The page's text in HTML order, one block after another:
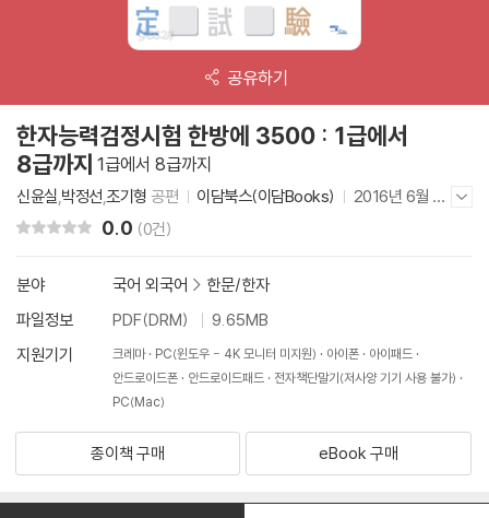
공유하기
한자능력검정시험 한방에 3500 : 1급에서
8급까지 1급에서 8급까지
신윤실 박정선 조기형 공편 이담북스(이담Books)
2016년 6월 10
일
0.0 (0건)
분야 국어 외국어 > 한문/한자
파일정보
PDF(DRM)
9.65MB
지원기기
크레마 PC(윈도우 - 4K 모니터 미지원) 아이폰
아이패드
안드로이드폰
안드로이드패드
전자책단말기(저사양 기기 사용 불가)
PC(Mac)
종이책 구매 eBook 구매